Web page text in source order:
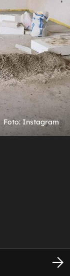
Foto: Instagram